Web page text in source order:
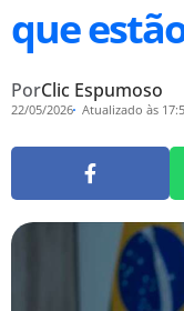
que
PorClic Espumoso
22/05/2026 Atualizado às